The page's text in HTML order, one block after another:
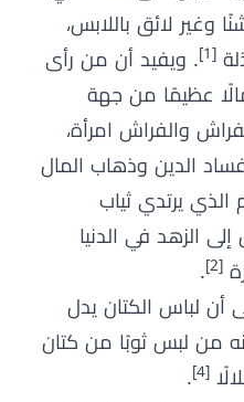
وغير لائق باللابس،
[1] . ويفيد أن من رأى
عظيمًا من جهة
والفراش امرأة،
الدين وذهاب المال
الذي يرتدي ثياب
الزهد في الدنيا
[2]
.
أن لباس الكتان يدل
من لبس ثوبًا من كتان
[4]
.